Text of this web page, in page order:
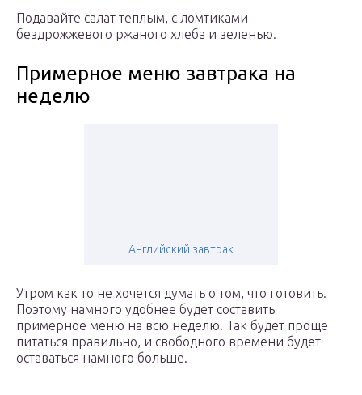
Подавайте салат теплым, с ломтиками
бездрожжевого ржаного хлеба и зеленью.
Примерное меню завтрака на
неделю
Английский завтрак
Утром как то не хочется думать о том, что готовить.
Поэтому намного удобнее будет составить
примерное меню на всю неделю. Так будет проще
питаться правильно, и свободного времени будет
оставаться намного больше.